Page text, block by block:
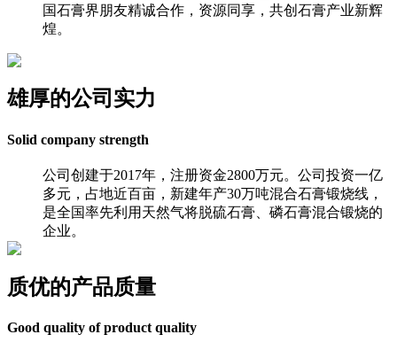
国石膏界朋友精诚合作，资源同享，共创石膏产业新辉
煌。
雄厚的公司实力
Solid company strength
公司创建于2017年，注册资金2800万元。公司投资一亿
多元，占地近百亩，新建年产30万吨混合石膏锻烧线，
是全国率先利用天然气将脱硫石膏、磷石膏混合锻烧的
企业。
质优的产品质量
Good quality of product quality